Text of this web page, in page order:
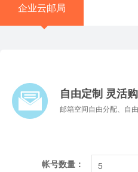
企业云邮局
自由定制 灵活
邮箱空间自由分配、自
帐号数量：